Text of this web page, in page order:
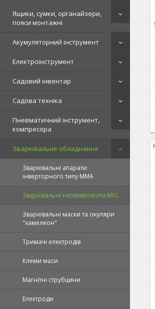
Ящики, сумки, органайзери,
пояси монтажні
Акумуляторний інструмент
Електроінструмент
Садовий інвентар
Садова техніка
Пневматичний інструмент,
компресора
Зварювальне обладнання
Зварювальні апарати
інверторного типу MMA
Зварювальні напівавтомати MIG
Зварювальні маски та окуляри
"хамелеон"
Тримачі електродів
Клеми маси
Магнітні струбцини
Електроди